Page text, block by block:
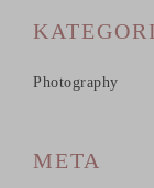
Photography
META